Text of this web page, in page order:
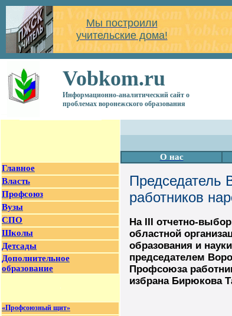
Мы построили
учительские дома!
Vobkom.ru
Информационно-аналитический сайт о
проблемах воронежского образования
Главное
Власть
Профсоюз
Вузы
СПО
Школы
Детсады
Дополнительное
образование
«Профсоюзный щит»
О нас
Председатель
работников
На III отчетно-
областной
образования и
председателем
Профсоюза
избрана Бирюкова